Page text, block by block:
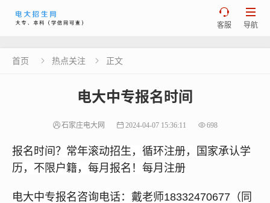

导航

客服
首页  热点关注  正文
电大中专报名时间
石家庄电大网 2024-04-07 15:36:11 698
报名时间？常年滚动招生，循环注册，国家承认学
历，不限户籍，每月报名！每月注册
电大中专报名咨询电话：戴老师18332470677（同